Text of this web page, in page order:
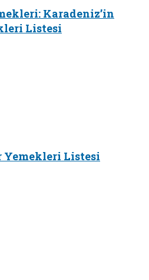
Karadeniz’in
Listesi
Yemekleri Listesi